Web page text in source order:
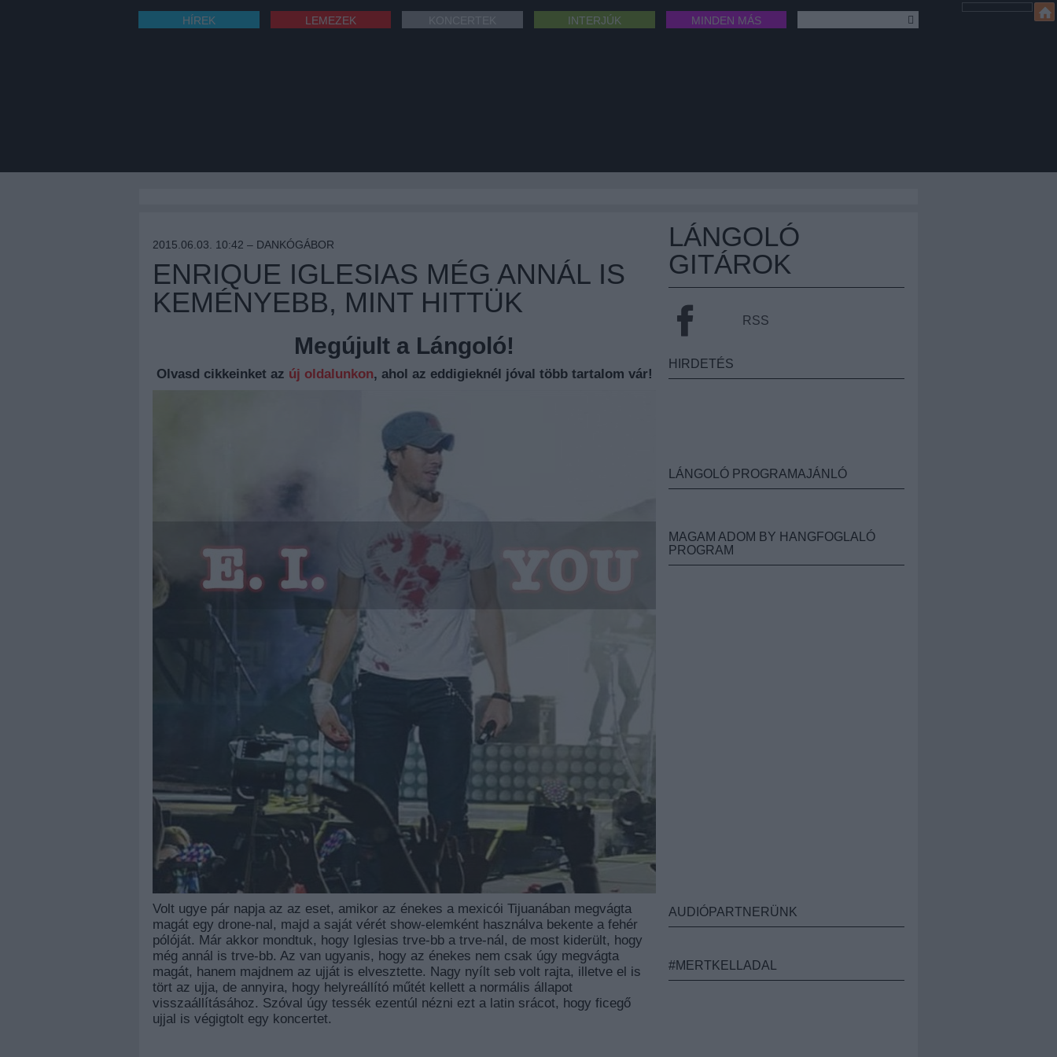
HÍREK LEMEZEK INTERJÚK MINDEN MÁS
2015.06.03. 10:42 – DANKÓGÁBOR
ENRIQUE IGLESIAS MÉG ANNÁL IS
KEMÉNYEBB, MINT HITTÜK
Megújult a Lángoló!
Olvasd cikkeinket az új oldalunkon, ahol az eddigieknél jóval több tartalom vár!
Volt ugye pár napja az az eset, amikor az énekes a mexicói Tijuanában megvágta
magát egy drone-nal, majd a saját vérét show-elemként használva bekente a fehér
pólóját. Már akkor mondtuk, hogy Iglesias trve-bb a trve-nál, de most kiderült, hogy
még annál is trve-bb. Az van ugyanis, hogy az énekes nem csak úgy megvágta
magát, hanem majdnem az ujját is elvesztette. Nagy nyílt seb volt rajta, illetve el is
tört az ujja, de annyira, hogy helyreállító műtét kellett a normális állapot
visszaállításához. Szóval úgy tessék ezentúl nézni ezt a latin srácot, hogy ficegő
ujjal is végigtolt egy koncertet.
LÁNGOLÓ
GITÁROK
RSS
HIRDETÉS
LÁNGOLÓ PROGRAMAJÁNLÓ
MAGAM ADOM BY HANGFOGLALÓ
PROGRAM
AUDIÓPARTNERÜNK
#MERTKELLADAL